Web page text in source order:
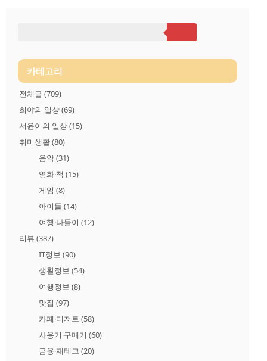
버거 전문점이더군요.. 그냥 햄버거나 먹을 요량으로 쫄쫄 따라
나섰는데.. 아담한 2층건물 전체가 버거 건물이며 예쁜인테리어
에 마음에 들었을 뿐이였습니다.. 우선 우리가 앉으니 신문같은
카테고리
전체글 (709)
희야의 일상(69)
서윤이의 일상(15)
취미생활(80)
음악(31)
영화·책 (15)
게임 (8)
아이돌 (14)
여행·나들이 (12)
리뷰 (387)
IT정보 (90)
생활정보 (54)
여행정보 (8)
맛집 (97)
카페·디저트 (58)
사용기·구매기 (60)
금융·재테크 (20)